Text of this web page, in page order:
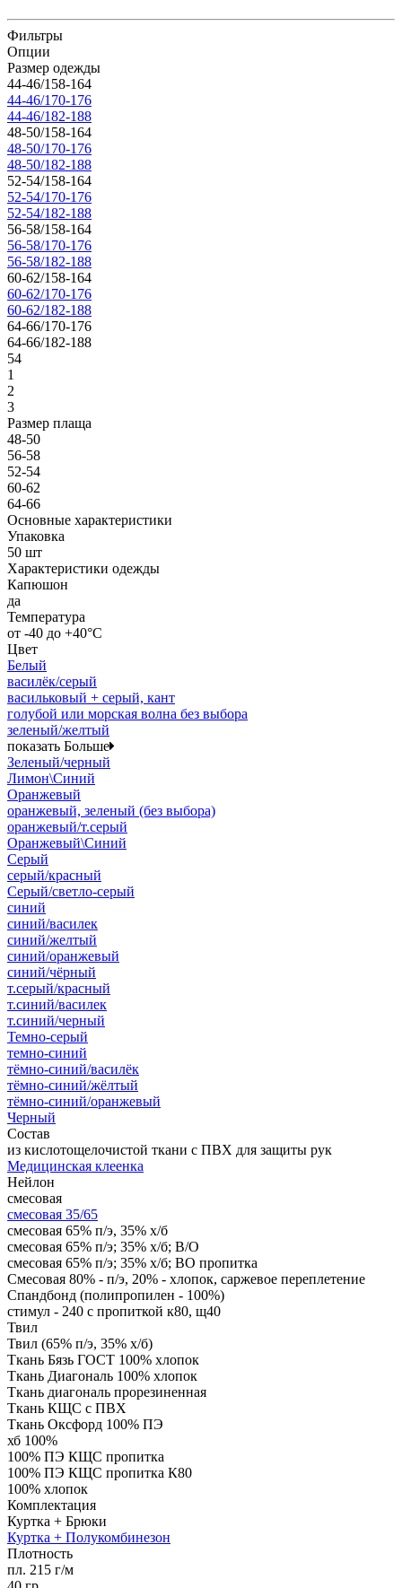
Фильтры
Опции
Размер одежды
44-46/158-164
44-46/170-176
44-46/182-188
48-50/158-164
48-50/170-176
48-50/182-188
52-54/158-164
52-54/170-176
52-54/182-188
56-58/158-164
56-58/170-176
56-58/182-188
60-62/158-164
60-62/170-176
60-62/182-188
64-66/170-176
64-66/182-188
54
1
2
3
Размер плаща
48-50
56-58
52-54
60-62
64-66
Основные характеристики
Упаковка
50 шт
Характеристики одежды
Капюшон
да
Температура
от -40 до +40°C
Цвет
Белый
василёк/серый
васильковый + серый, кант
голубой или морская волна без выбора
зеленый/желтый
показать Больше
Зеленый/черный
Лимон\Синий
Оранжевый
оранжевый, зеленый (без выбора)
оранжевый/т.серый
Оранжевый\Синий
Серый
серый/красный
Серый/светло-серый
синий
синий/василек
синий/желтый
синий/оранжевый
синий/чёрный
т.серый/красный
т.синий/василек
т.синий/черный
Темно-серый
темно-синий
тёмно-синий/василёк
тёмно-синий/жёлтый
тёмно-синий/оранжевый
Черный
Состав
из кислотощелочистой ткани с ПВХ для защиты рук
Медицинская клеенка
Нейлон
смесовая
смесовая 35/65
смесовая 65% п/э, 35% х/б
смесовая 65% п/э; 35% х/б; В/О
смесовая 65% п/э; 35% х/б; ВО пропитка
Смесовая 80% - п/э, 20% - хлопок, саржевое переплетение
Спандбонд (полипропилен - 100%)
стимул - 240 с пропиткой к80, щ40
Твил
Твил (65% п/э, 35% х/б)
Ткань Бязь ГОСТ 100% хлопок
Ткань Диагональ 100% хлопок
Ткань диагональ прорезиненная
Ткань КЩС с ПВХ
Ткань Оксфорд 100% ПЭ
хб 100%
100% ПЭ КЩС пропитка
100% ПЭ КЩС пропитка К80
100% хлопок
Комплектация
Куртка + Брюки
Куртка + Полукомбинезон
Плотность
пл. 215 г/м